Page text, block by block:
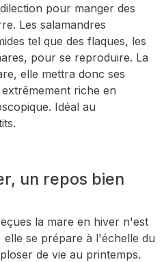
pour manger des
Les salamandres
tel que des flaques, les
pour se reproduire. La
elle mettra donc ses
riche en
Idéal au
un repos bien
la mare en hiver n'est
se prépare à l'échelle du
de vie au printemps.